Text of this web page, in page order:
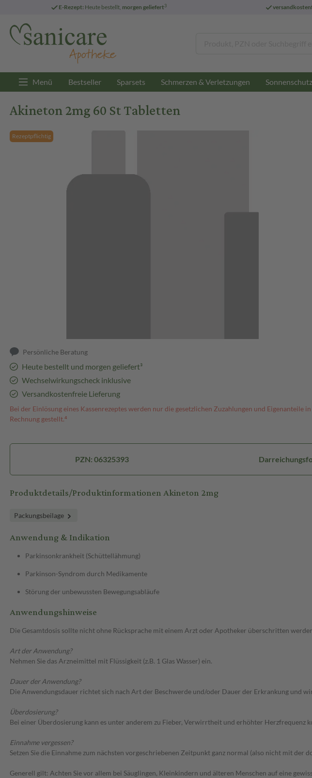
E-Rezept: Heute bestellt, morgen geliefert3
Menü Bestseller Sparsets Schmerzen & Verletzungen Sonnenschutz
Akineton 2mg 60 St Tabletten
Rezeptpflichtig
Persönliche Beratung
Heute bestellt und morgen geliefert³
Wechselwirkungscheck inklusive
Versandkostenfreie Lieferung
Bei der Einlösung eines Kassenrezeptes werden nur die gesetzlichen Zuzahlungen und Eigenanteile in
Rechnung gestellt.⁴
PZN: 06325393
Produktdetails/Produktinformationen Akineton 2mg
Packungsbeilage
Anwendung & Indikation
Parkinsonkrankheit (Schüttellähmung)
Parkinson-Syndrom durch Medikamente
Störung der unbewussten Bewegungsabläufe
Anwendungshinweise
Die Gesamtdosis sollte nicht ohne Rücksprache mit einem Arzt oder Apotheker überschritten
Art der Anwendung?
Nehmen Sie das Arzneimittel mit Flüssigkeit (z.B. 1 Glas Wasser) ein.
Dauer der Anwendung?
Die Anwendungsdauer richtet sich nach Art der Beschwerde und/oder Dauer der Erkrankung und
Überdosierung?
Bei einer Überdosierung kann es unter anderem zu Fieber, Verwirrtheit und erhöhter Herzfrequenz
Einnahme vergessen?
Setzen Sie die Einnahme zum nächsten vorgeschriebenen Zeitpunkt ganz normal (also nicht mit der
Generell gilt: Achten Sie vor allem bei Säuglingen, Kleinkindern und älteren Menschen auf eine